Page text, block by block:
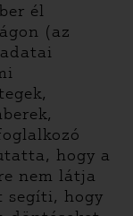
él
(az
hogy a
nem látja
segíti, hogy